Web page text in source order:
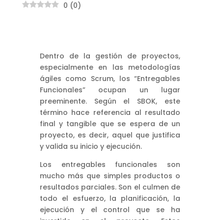
0 (0)
Dentro de la gestión de proyectos,
especialmente en las metodologías
ágiles como Scrum, los “Entregables
Funcionales” ocupan un lugar
preeminente. Según el SBOK, este
término hace referencia al resultado
final y tangible que se espera de un
proyecto, es decir, aquel que justifica
y valida su inicio y ejecución.
Los entregables funcionales son
mucho más que simples productos o
resultados parciales. Son el culmen de
todo el esfuerzo, la planificación, la
ejecución y el control que se ha